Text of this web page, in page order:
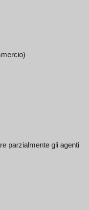
parzialmente gli agenti